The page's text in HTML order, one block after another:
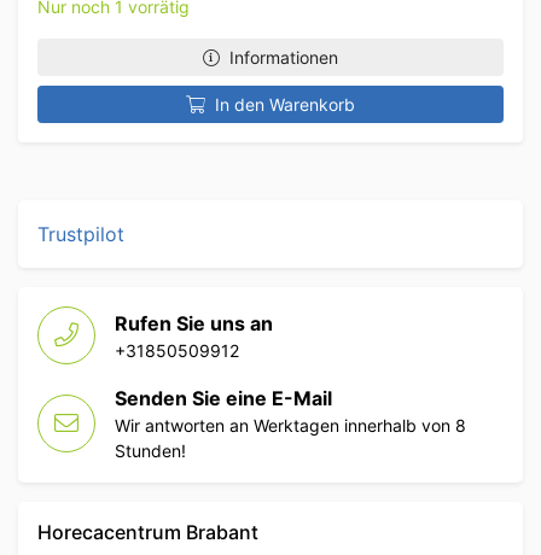
Nur noch 1 vorrätig
Informationen
In den Warenkorb
Trustpilot
Rufen Sie uns an
+31850509912
Senden Sie eine E-Mail
Wir antworten an Werktagen innerhalb von 8
Stunden!
Horecacentrum Brabant